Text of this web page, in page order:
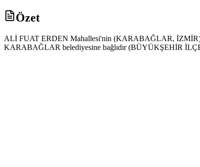
Özet
ALİ FUAT ERDEN Mahallesi'nin (KARABAĞLAR, İZMİR)
KARABAĞLAR belediyesine bağlıdır (BÜYÜKŞEHİR